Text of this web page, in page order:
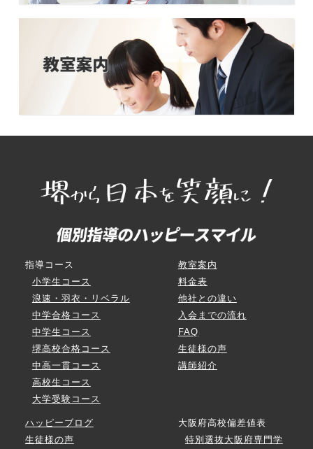
指導コース
小学生コース
浪速・羽衣・リベラル
中学合格コース
中学生コース
堺高校合格コース
中高一貫コース
高校生コース
大学受験コース
教室案内
料金表
他社との違い
入会までの流れ
FAQ
生徒様の声
講師紹介
ハッピーブログ
生徒様の声
大阪府高校偏差値表
特別選抜大阪府専門学